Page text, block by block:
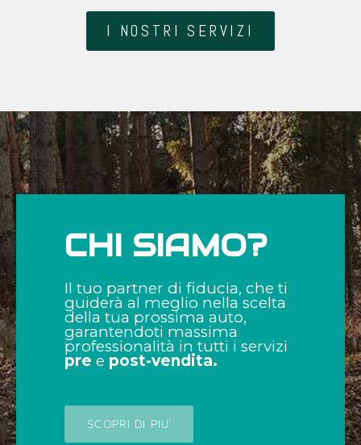
I NOSTRI SERVIZI
CHI SIAMO?
Il tuo partner di fiducia, che ti
guiderà al meglio nella scelta
della tua prossima auto,
garantendoti massima
professionalità in tutti i servizi
pre e post-vendita.
SCOPRI DI PIU'